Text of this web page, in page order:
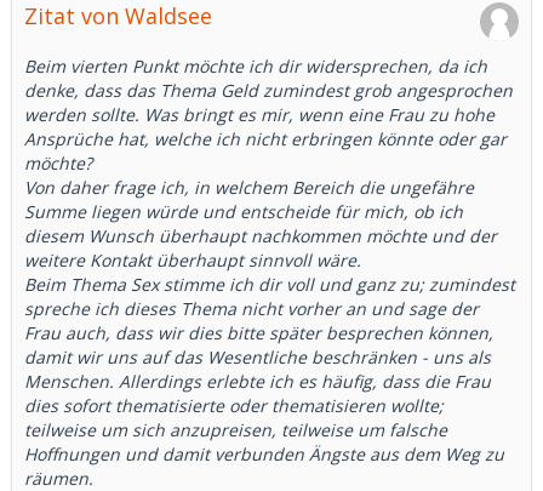
Zitat von Waldsee
Beim vierten Punkt möchte ich dir widersprechen, da ich
denke, dass das Thema Geld zumindest grob angesprochen
werden sollte. Was bringt es mir, wenn eine Frau zu hohe
Ansprüche hat, welche ich nicht erbringen könnte oder gar
möchte?
Von daher frage ich, in welchem Bereich die ungefähre
Summe liegen würde und entscheide für mich, ob ich
diesem Wunsch überhaupt nachkommen möchte und der
weitere Kontakt überhaupt sinnvoll wäre.
Beim Thema Sex stimme ich dir voll und ganz zu; zumindest
spreche ich dieses Thema nicht vorher an und sage der
Frau auch, dass wir dies bitte später besprechen können,
damit wir uns auf das Wesentliche beschränken - uns als
Menschen. Allerdings erlebte ich es häufig, dass die Frau
dies sofort thematisierte oder thematisieren wollte;
teilweise um sich anzupreisen, teilweise um falsche
Hoffnungen und damit verbunden Ängste aus dem Weg zu
räumen.